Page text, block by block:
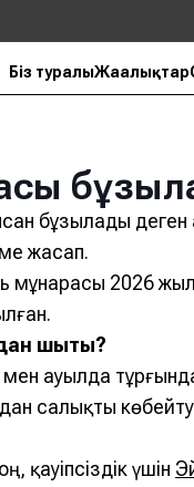
Біз туралыЖаңалықтар
бұзылады
жасап.
мұнарасы 2026
шықты?
ауылда
салықты
қауіпсіздік үшін